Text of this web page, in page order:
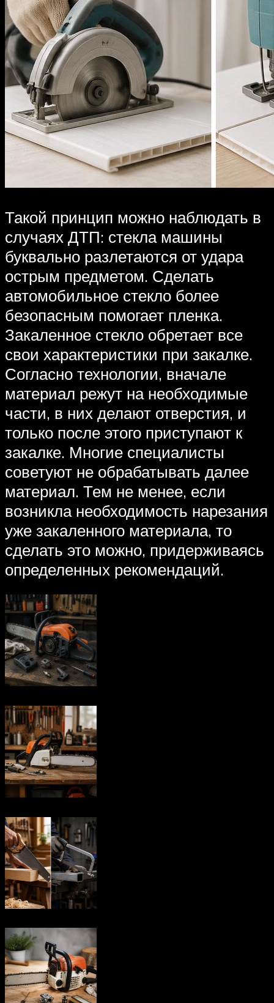
Такой принцип можно наблюдать в
случаях ДТП: стекла машины
буквально разлетаются от удара
острым предметом. Сделать
автомобильное стекло более
безопасным помогает пленка.
Закаленное стекло обретает все
свои характеристики при закалке.
Согласно технологии, вначале
материал режут на необходимые
части, в них делают отверстия, и
только после этого приступают к
закалке. Многие специалисты
советуют не обрабатывать далее
материал. Тем не менее, если
возникла необходимость нарезания
уже закаленного материала, то
сделать это можно, придерживаясь
определенных рекомендаций.